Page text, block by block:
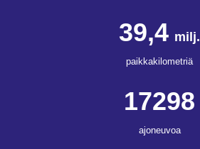
39,4 milj.
paikkakilometriä
17298
ajoneuvoa